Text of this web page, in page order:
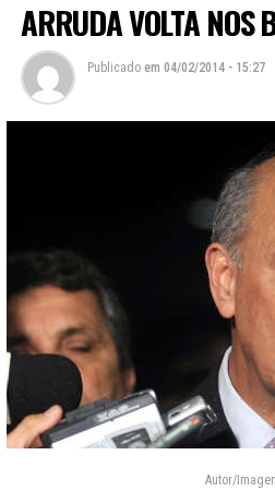
ARRUDA VOLTA NOS
Publicado em 04/02/2014 - 15:27
Autor/